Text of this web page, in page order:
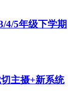
4/5年级下学期
主摄+新系统